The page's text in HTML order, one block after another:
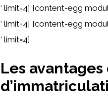
‘ limit=4] [content-egg
‘ limit=4] [content-egg
‘ limit=4]
Les